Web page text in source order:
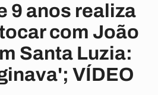
9 anos realiza
com João
Santa Luzia:
VÍDEO